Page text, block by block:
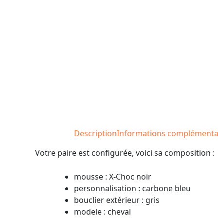
DescriptionInformations
Votre paire est configurée, voici sa composition :
mousse : X-Choc noir
personnalisation : carbone bleu
bouclier extérieur : gris
modele : cheval